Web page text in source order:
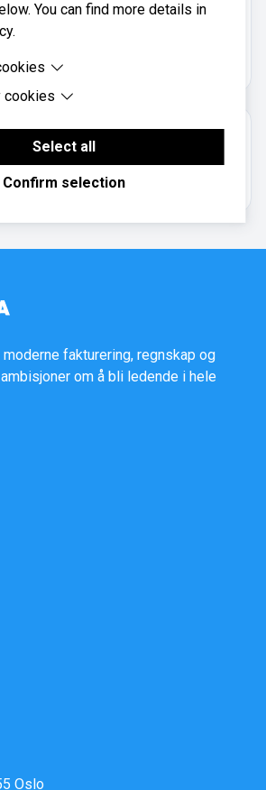
AS er registrert i
You can find more details in
are cookies that are needed for
cookies
are cookies set by third-party
enable features such as Google
Select all
Confirm selection
fakturering, regnskap og
om å bli ledende i hele
Oslo